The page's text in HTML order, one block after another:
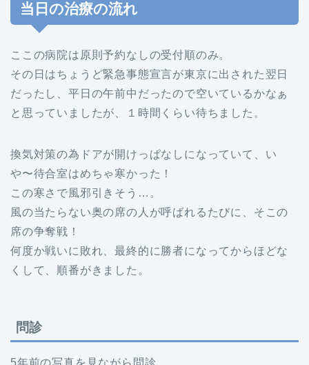
当日の治療の流れ
ここの病院は原則予約なしの受付順のみ。
その日はちょうど緊急事態宣言が東京に出された翌日
だったし、平日の午前中だったので空いているかなぁ
と思っていましたが、１時間くらい待ちました。
換気対策の為ドアが開けっぱなしになっていて、い
や〜待合室はめちゃ寒かった！
この寒さで風邪引きそう…。
風の当たらない奥の席の人が呼ばれるたびに、そこの
席の争奪戦！
何度か戦いに敗れ、最終的に勝者になってからほどな
くして、順番がきました。
問診
5年前の写真を見ながら問診。